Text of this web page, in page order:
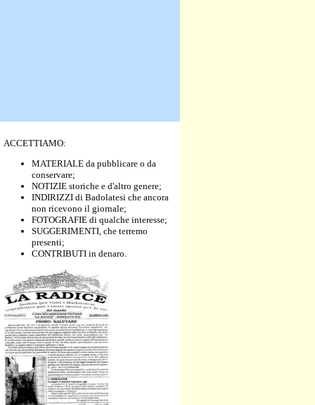
ACCETTIAMO:
MATERIALE da pubblicare o da
conservare;
NOTIZIE storiche e d'altro genere;
INDIRIZZI di Badolatesi che ancora
non ricevono il giornale;
FOTOGRAFIE di qualche interesse;
SUGGERIMENTI, che terremo
presenti;
CONTRIBUTI in denaro.